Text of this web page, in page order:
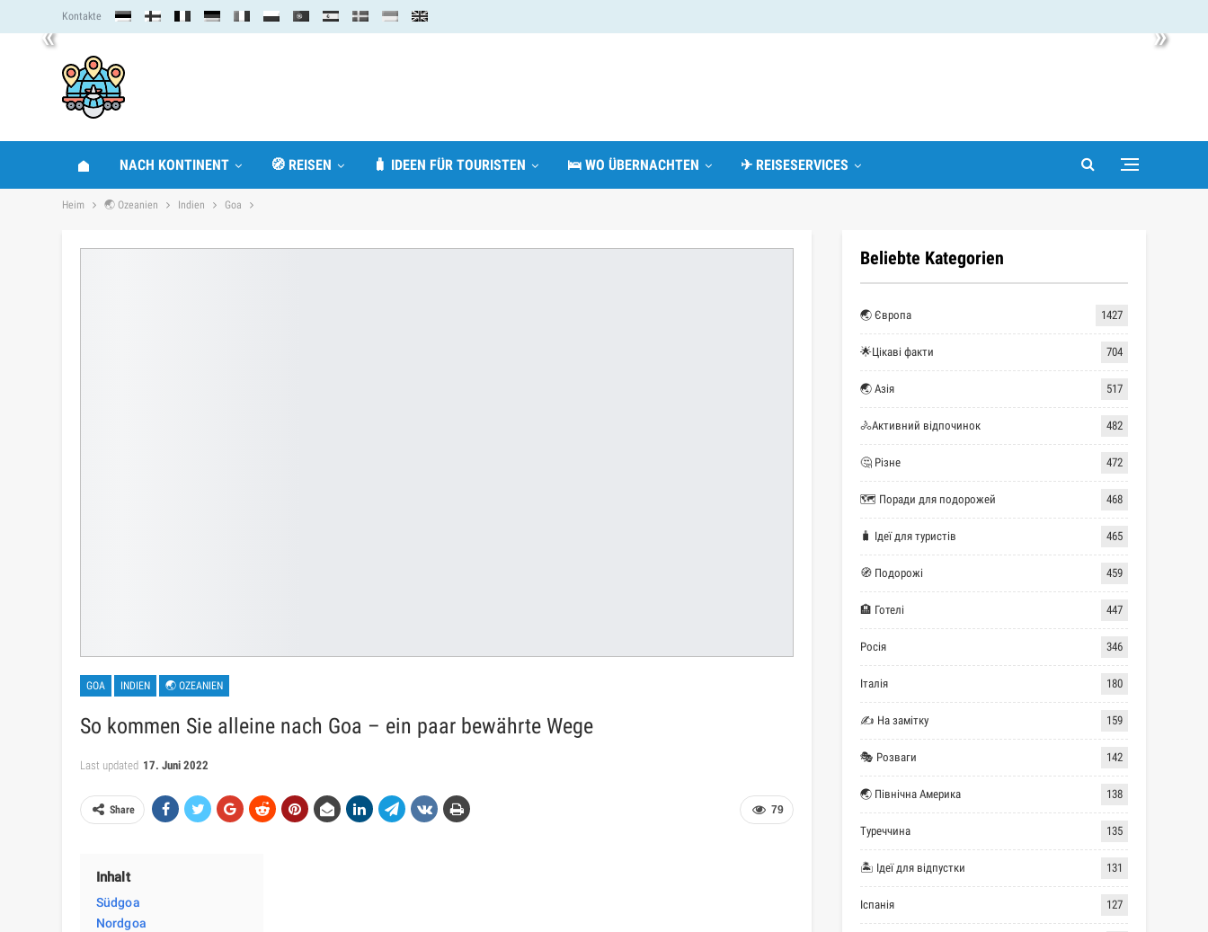
« »
Kontakte
NACH KONTINENT 🧭 REISEN 🧳 IDEEN FÜR TOURISTEN 🛌 WO ÜBERNACHTEN ✈ REISESERVICES
Heim 🌏 Ozeanien Indien Goa
GOA INDIEN 🌏 OZEANIEN
So kommen Sie alleine nach Goa – ein paar bewährte Wege
Last updated 17. Juni 2022
79
Share
Inhalt
Südgoa
Nordgoa
Beliebte Kategorien
🌏 Європа 1427
🌟Цікаві факти 704
🌏 Азія 517
🚴Активний відпочинок 482
🤔 Різне 472
🗺 Поради для подорожей 468
🧳 Ідеї для туристів 465
🧭 Подорожі 459
🏨 Готелі 447
Росія 346
Італія 180
✍ На замітку 159
🎭 Розваги 142
🌏 Північна Америка 138
Туреччина 135
🏝 Ідеї для відпустки 131
Іспанія 127